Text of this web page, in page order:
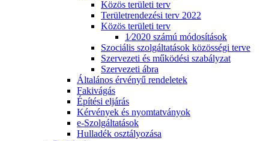
Közös területi terv
Területrendezési terv 2022
Közös területi terv
1⁄2020 számú módosítások
Szociális szolgáltatások közösségi terve
Szervezeti és működési szabályzat
Szervezeti ábra
Általános érvényű rendeletek
Fakivágás
Építési eljárás
Kérvények és nyomtatványok
e-Szolgáltatások
Hulladék osztályozása